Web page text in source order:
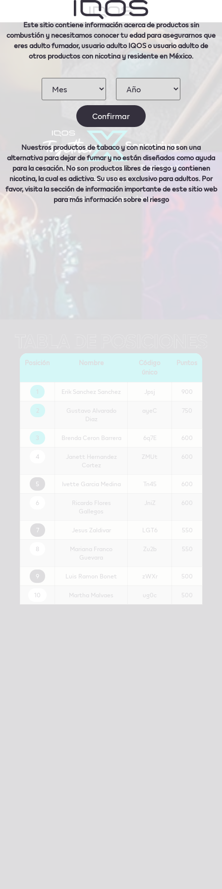
¡Gracias por participar en Together X
Sensorium!
Conoce a los ganadores.
Posición Nombre
Código
único
Puntos
Erik Sanchez Sanchez Jpsj 900
2
Gustavo Alvarado
Diaz
ayeC 750
3 Brenda Ceron Barrera 6q7E 600
4
Janett Hernandez
Cortez
ZMUt 600
5 Ivette Garcia Medina Tn45 600
6
Ricardo Flores
Gallegos
JniZ 600
7 Jesus Zaldivar LGT6 550
8
Mariana Franco
Guevara
Zu2b 550
9 Luis Ramon Bonet zWXr 500
10 Martha Malvaes ug0c 500
Este sitio contiene información acerca de productos sin
combustión y necesitamos conocer tu edad para asegurarnos que
eres adulto fumador, usuario adulto IQOS o usuario adulto de
otros productos con nicotinay residente en México.
Nuestros productos de tabaco y con nicotina no son una
alternativa para dejar de fumar y no están diseñados como ayuda
para la cesación. No son productos libres de riesgo y contienen
nicotina, la cual es adictiva. Su uso es exclusivo para adultos. Por
favor, visita la sección de información importante de este sitio web
para más información sobre el riesgo